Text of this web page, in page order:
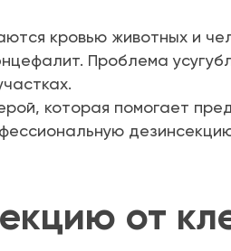
кровью животных и
Проблема
которая помогает
от